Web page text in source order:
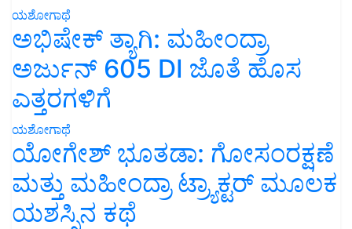
ಯಶೋಗಾಥೆ
ಅಭಿಷೇಕ್ ತ್ಯಾಗಿ: ಮಹೀಂದ್ರಾ
ಅರ್ಜುನ್ 605 DI ಜೊತೆ ಹೊಸ
ಎತ್ತರಗಳಿಗೆ
ಯಶೋಗಾಥೆ
ಯೋಗೇಶ್ ಭೂತಡಾ: ಗೋಸಂರಕ್ಷಣೆ
ಮತ್ತು ಮಹೀಂದ್ರಾ ಟ್ರ್ಯಾಕ್ಟರ್ ಮೂಲಕ
ಯಶಸ್ಸಿನ ಕಥೆ